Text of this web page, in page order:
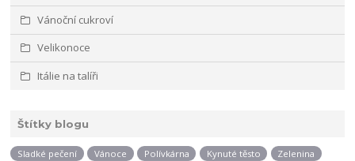
Vánoční cukroví
Velikonoce
Itálie na talíři
Štítky blogu
Sladké pečení Vánoce Polívkárna Kynuté těsto
Zelenina